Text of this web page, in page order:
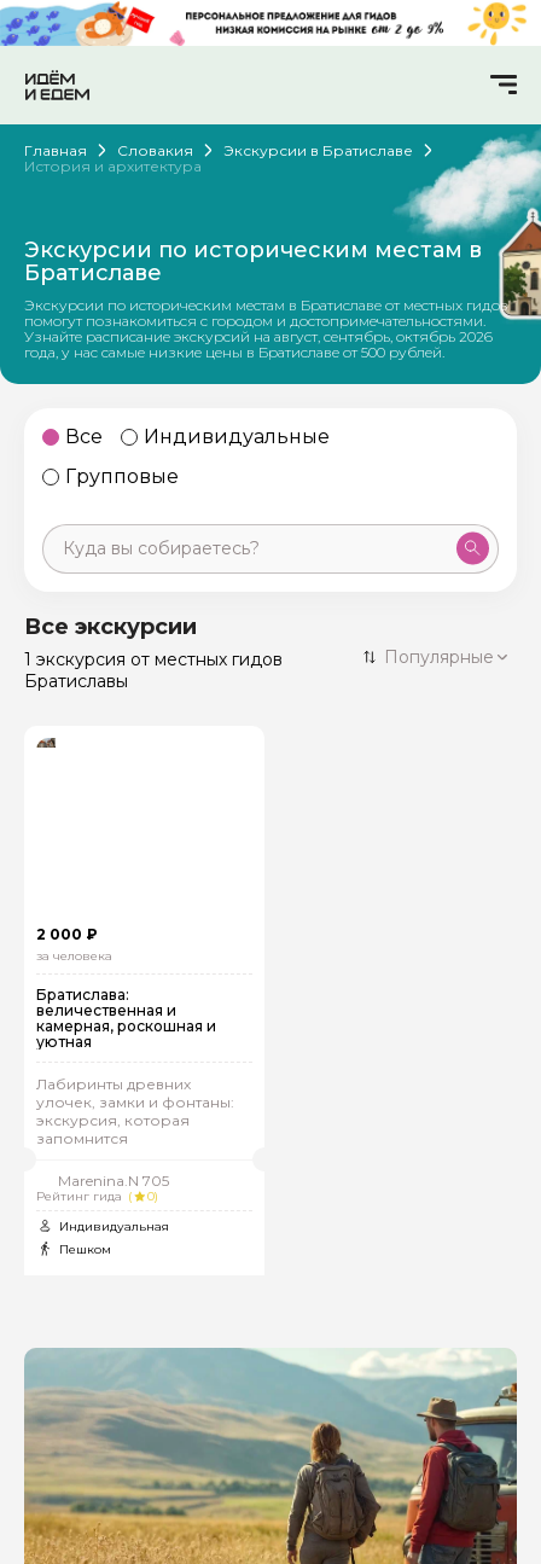
Главная Словакия
Экскурсии в Братиславе
История и архитектура
Экскурсии по историческим местам в
Братиславе
Экскурсии по историческим местам в Братиславе от местных гидов
помогут познакомиться с городом и достопримечательностями.
Узнайте расписание экскурсий на август, сентябрь, октябрь 2026
года, у нас самые низкие цены в Братиславе от 500 рублей.
Все
Индивидуальные
Групповые
Санкт-Петербург
Россия
50 экскурсий
Все экскурсии
1 экскурсия от местных гидов
Братиславы
Популярные
2 000 ₽
за человека
Братислава:
величественная и
камерная, роскошная и
уютная
Лабиринты древних
улочек, замки и фонтаны:
экскурсия, которая
запомнится
Marenina.N 705
Рейтинг гида (
0)
Индивидуальная
Пешком